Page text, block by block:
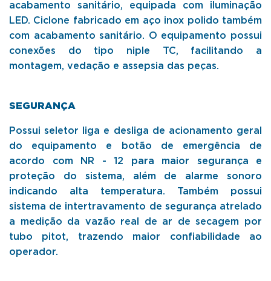
acabamento sanitário, equipada com iluminação
LED. Ciclone fabricado em aço inox polido também
com acabamento sanitário. O equipamento possui
conexões do tipo niple TC, facilitando a
montagem, vedação e assepsia das peças.
SEGURANÇA
Possui seletor liga e desliga de acionamento geral
do equipamento e botão de emergência de
acordo com NR - 12 para maior segurança e
proteção do sistema, além de alarme sonoro
indicando alta temperatura. Também possui
sistema de intertravamento de segurança atrelado
a medição da vazão real de ar de secagem por
tubo pitot, trazendo maior confiabilidade ao
operador.